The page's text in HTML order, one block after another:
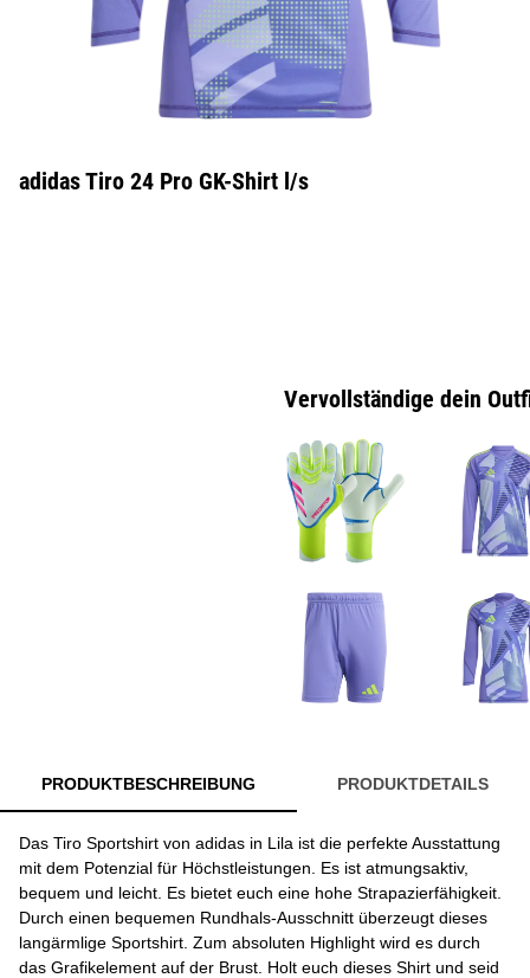
adidas Tiro 24 Pro GK-Shirt l/s
Vervollständige dein
PRODUKTBESCHREIBUNG PRODUKTDETAILS
Das Tiro Sportshirt von adidas in Lila ist die perfekte Ausstattung
mit dem Potenzial für Höchstleistungen. Es ist atmungsaktiv,
bequem und leicht. Es bietet euch eine hohe Strapazierfähigkeit.
Durch einen bequemen Rundhals-Ausschnitt überzeugt dieses
langärmlige Sportshirt. Zum absoluten Highlight wird es durch
das Grafikelement auf der Brust. Holt euch dieses Shirt und seid